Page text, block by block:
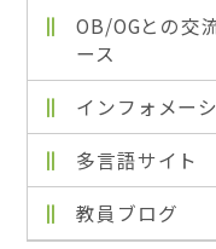
OB/OGとの交
ース
インフォメー
多言語サイト
教員ブログ